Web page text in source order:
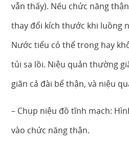
vẫn thấy). Nếu chức năng
thay đổi kích thước khi luồng
Nước tiểu có thể trong hay
túi sa lồi. Niệu quản thường
giãn cả đài bể thận, và niệu
– Chụp niệu đồ tĩnh mạch:
vào chức năng thận.